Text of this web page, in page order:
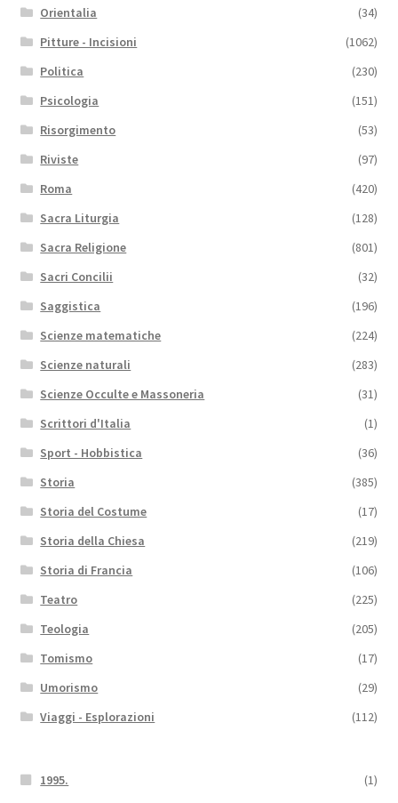
Orientalia
(34)
Pitture - Incisioni
(1062)
Politica
(230)
Psicologia
(151)
Risorgimento
(53)
Riviste
(97)
Roma
(420)
Sacra Liturgia
(128)
Sacra Religione
(801)
Sacri Concilii
(32)
Saggistica
(196)
Scienze matematiche
(224)
Scienze naturali
(283)
Scienze Occulte e Massoneria
(31)
Scrittori d'Italia
(1)
Sport - Hobbistica
(36)
Storia
(385)
Storia del Costume
(17)
Storia della Chiesa
(219)
Storia di Francia
(106)
Teatro
(225)
Teologia
(205)
Tomismo
(17)
Umorismo
(29)
Viaggi - Esplorazioni
(112)
1995. (1)